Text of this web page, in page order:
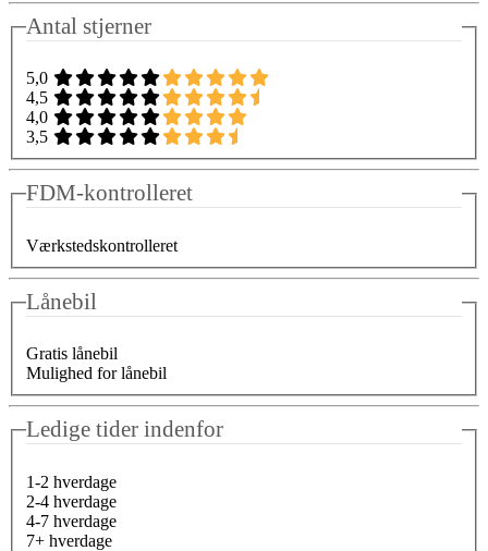
Antal stjerner
5,0
4,5
4,0
3,5
FDM-kontrolleret
Værkstedskontrolleret
Lånebil
Gratis lånebil
Mulighed for lånebil
Ledige tider indenfor
1-2 hverdage
2-4 hverdage
4-7 hverdage
7+ hverdage